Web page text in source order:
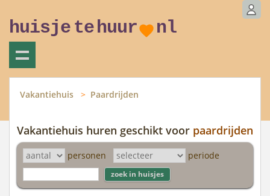
huisje tehuur nl
Vakantiehuis Paardrijden
Vakantiehuis huren geschikt voor paardrijden
personen periode